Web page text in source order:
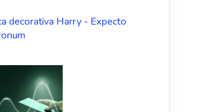
decorativa Harry - Expecto